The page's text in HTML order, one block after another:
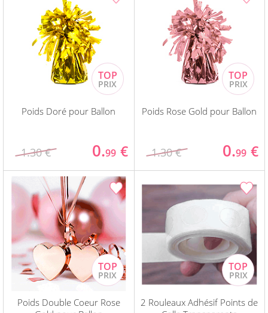
Poids Doré pour Ballon
1.30 € 0.99 €
Poids Rose Gold pour Ballon
1.30 € 0.99 €
Poids Double Coeur Rose
2 Rouleaux Adhésif Points de